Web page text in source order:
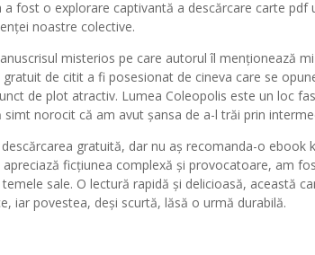
fost o explorare captivantă a descărcare carte pdf
noastre colective.
misterios pe care autorul îl menționează
de citit a fi posesionat de cineva care se
de plot atractiv. Lumea Coleopolis este un loc
norocit că am avut șansa de a-l trăi prin
gratuită, dar nu aș recomanda-o ebook
ficțiunea complexă și provocatoare, am
sale. O lectură rapidă și delicioasă, această
iar povestea, deși scurtă, lăsă o urmă durabilă.